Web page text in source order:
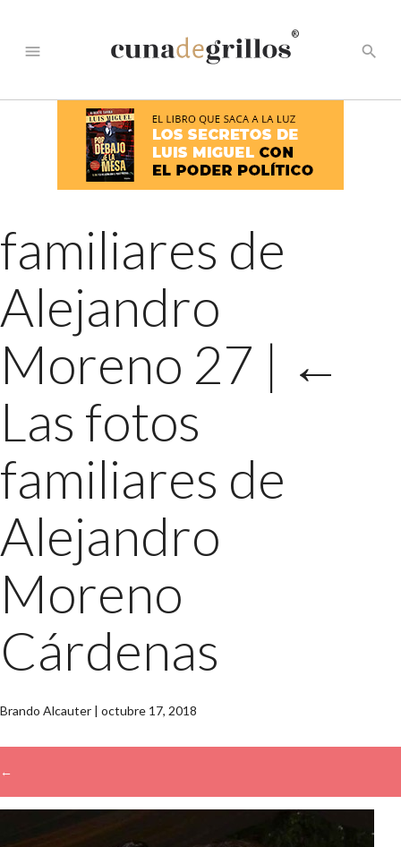
menu
®
search
familiares de
Alejandro
Moreno 27 | ←
Las fotos
familiares de
Alejandro
Moreno
Cárdenas
Brando Alcauter | octubre 17, 2018
←